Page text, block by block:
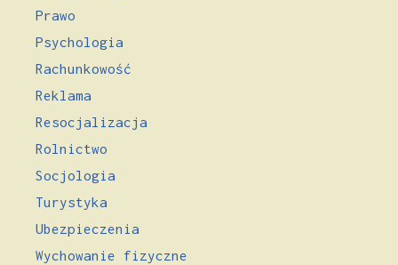
Prawo
Psychologia
Rachunkowość
Reklama
Resocjalizacja
Rolnictwo
Socjologia
Turystyka
Ubezpieczenia
Wychowanie fizyczne